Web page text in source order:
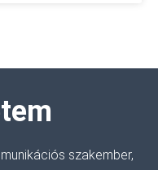
szakember,